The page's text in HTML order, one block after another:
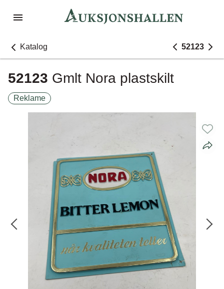
Katalog 52123
52123 Gmlt Nora plastskilt
Reklame